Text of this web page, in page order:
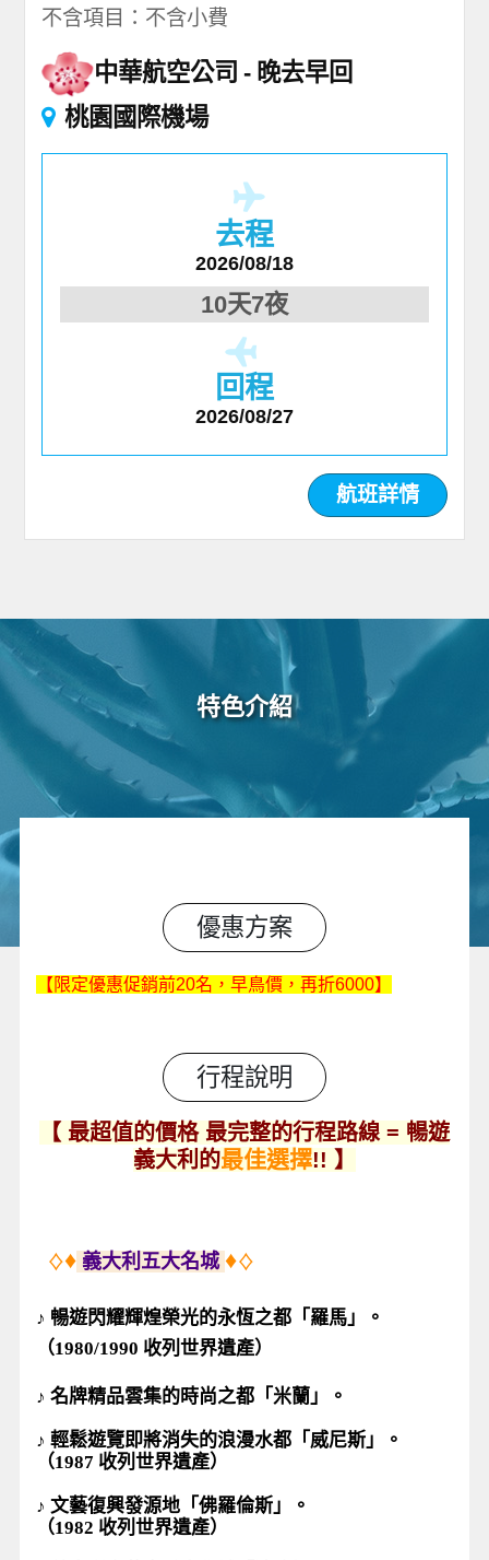
不含項目：不含小費
中華航空公司
晚去早回
桃園國際機場
去程
2026/08/18
10天7夜
回程
2026/08/27
航班詳情
特色介紹
優惠方案
【限定優惠促銷前20名，早鳥價，再折6000】
行程說明
【 最超值的價格 最完整的行程路線 = 暢遊
義大利的最佳選擇!! 】
♢♦ 義大利五大名城♦♢
♪ 暢遊閃耀輝煌榮光的永恆之都「羅馬」。
（1980/1990 收列世界遺產）
♪ 名牌精品雲集的時尚之都「米蘭」。
♪ 輕鬆遊覽即將消失的浪漫水都「威尼斯」。
（1987 收列世界遺產）
♪ 文藝復興發源地「佛羅倫斯」。
（1982 收列世界遺產）